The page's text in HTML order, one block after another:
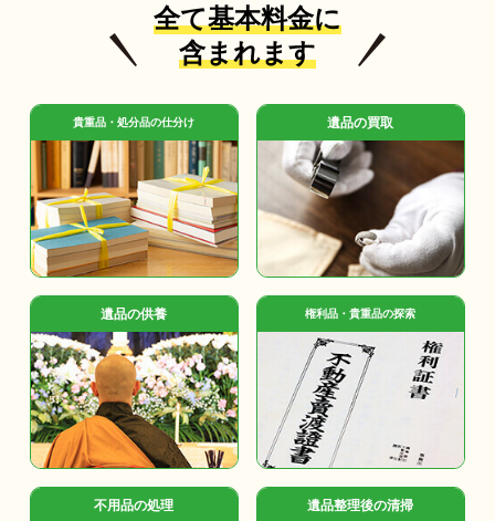
全て基本料金に
含まれます
貴重品・処分品の仕分け 遺品の買取
遺品の供養 権利品・貴重品の探索
不用品の処理 遺品整理後の清掃